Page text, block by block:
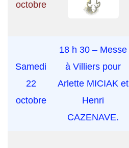
octobre
Samedi
22
octobre
18 h 30 – Messe
à Villiers pour
Arlette MICIAK et
Henri
CAZENAVE.